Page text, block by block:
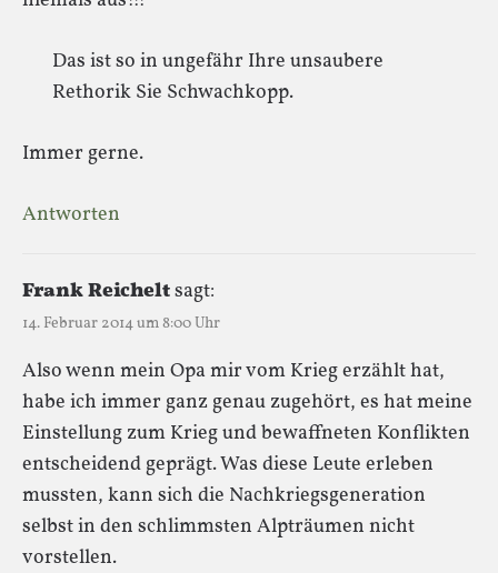
Das ist so in ungefähr Ihre unsaubere
Rethorik Sie Schwachkopp.
Immer gerne.
Antworten
Frank Reicheltsagt:
14. Februar 2014 um 8:00 Uhr
Also wenn mein Opa mir vom Krieg erzählt hat,
habe ich immer ganz genau zugehört, es hat meine
Einstellung zum Krieg und bewaffneten Konflikten
entscheidend geprägt. Was diese Leute erleben
mussten, kann sich die Nachkriegsgeneration
selbst in den schlimmsten Alpträumen nicht
vorstellen.